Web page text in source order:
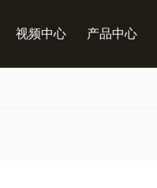
视频中心 产品中心